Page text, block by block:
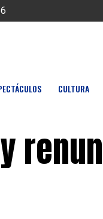
CULTURA